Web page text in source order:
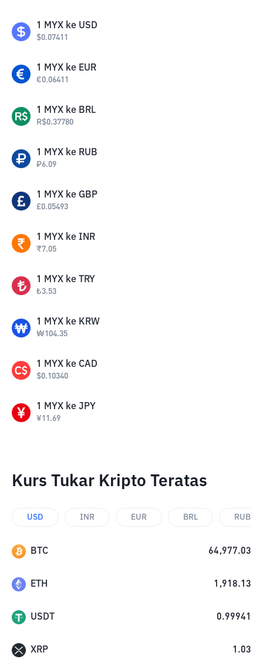
1 MYX ke USD
$0.07411
1 MYX ke EUR
€0.06411
1 MYX ke BRL
R$0.37780
1 MYX ke RUB
₽6.09
1 MYX ke GBP
£0.05493
1 MYX ke INR
₹7.05
1 MYX ke TRY
₺3.53
1 MYX ke KRW
₩104.35
1 MYX ke CAD
$0.10340
1 MYX ke JPY
¥11.69
Kurs Tukar Kripto Teratas
USD INR EUR BRL RUB
BTC 64,977.03
ETH 1,918.13
USDT 0.99941
XRP 1.03